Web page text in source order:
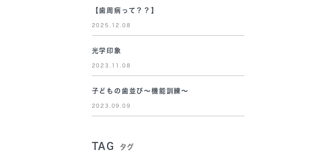
【歯周病って？？】
2025.12.08
光学印象
2023.11.08
子どもの歯並び～機能訓練～
2023.09.09
TAG タグ